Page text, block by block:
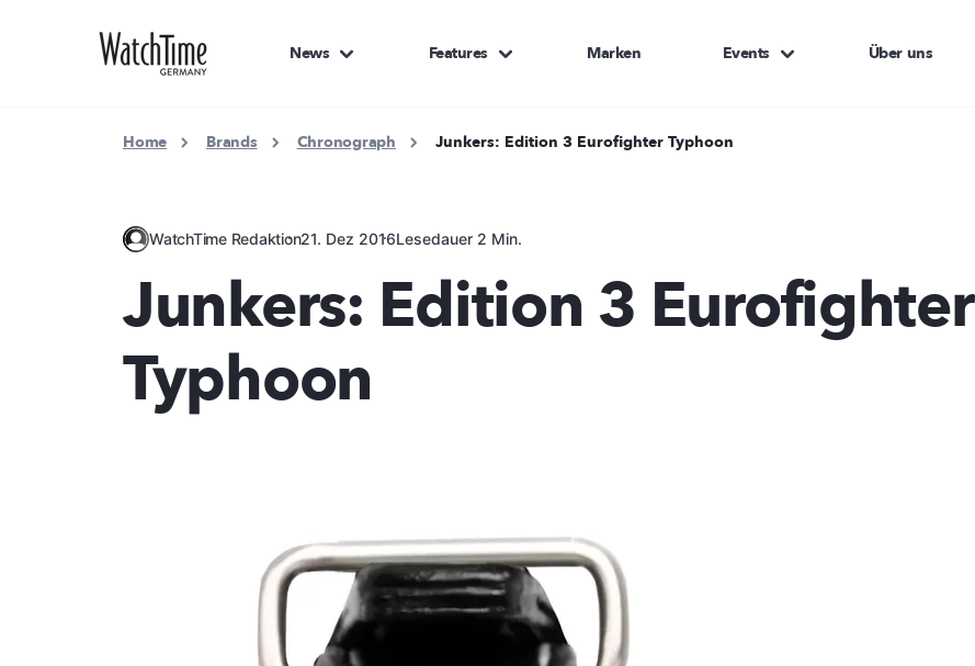
News Features Marken Events Über uns
Home Brands Chronograph Junkers: Edition 3 Eurofighter Typhoon
WatchTime Redaktion21. Dez 2016Lesedauer 2 Min.
Junkers: Edition 3 Eurofighter
Typhoon